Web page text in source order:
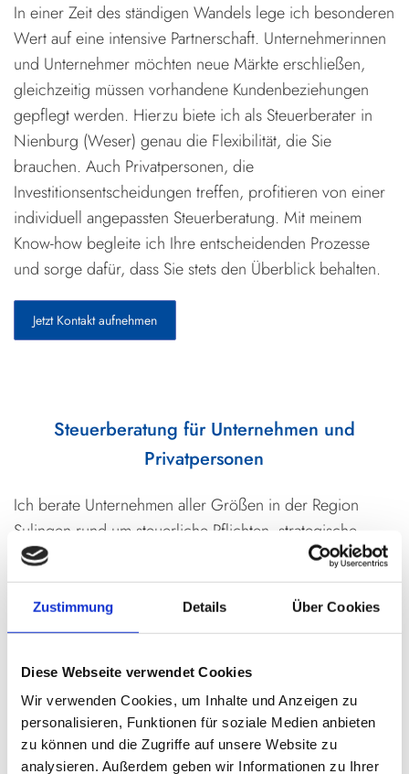
Zustimmung Details Über Cookies
Diese Webseite verwendet Cookies
Wir verwenden Cookies, um Inhalte und Anzeigen zu
personalisieren, Funktionen für soziale Medien anbieten
zu können und die Zugriffe auf unsere Website zu
analysieren. Außerdem geben wir Informationen zu Ihrer
In einer Zeit des ständigen Wandels lege ich besonderen
Wert auf eine intensive Partnerschaft. Unternehmerinnen
und Unternehmer möchten neue Märkte erschließen,
gleichzeitig müssen vorhandene Kundenbeziehungen
gepflegt werden. Hierzu biete ich als Steuerberater in
Nienburg (Weser) genau die Flexibilität, die Sie
brauchen. Auch Privatpersonen, die
Investitionsentscheidungen treffen, profitieren von einer
individuell angepassten Steuerberatung. Mit meinem
Know-how begleite ich Ihre entscheidenden Prozesse
und sorge dafür, dass Sie stets den Überblick behalten.
Jetzt Kontakt aufnehmen
Steuerberatung für Unternehmen und
Privatpersonen
Ich berate Unternehmen aller Größen in der Region
Sulingen rund um steuerliche Pflichten, strategische
Gestaltung und Finanzplanung. Als verlässlicher
Begleiter helfe ich, steuerliche Vorteile zu nutzen und
rechtliche Vorgaben korrekt umzusetzen. Privatpersonen
unterstütze ich bei Themen wie
Investitionsentscheidungen und Vorsorge. Zudem
können Sie sich auf mich verlassen, wenn es darum geht,
komplizierte Steuerparagrafen verständlich zu machen.